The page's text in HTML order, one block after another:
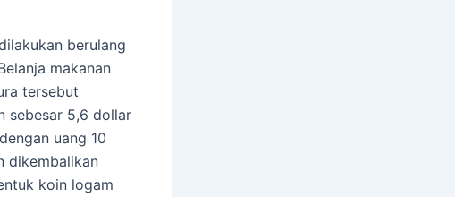
berulang
makanan
tersebut
sebesar 5,6 dollar
uang 10
dikembalikan
koin logam